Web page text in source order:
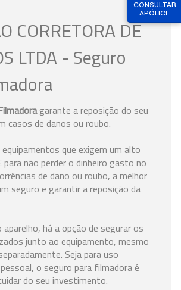
CONSULTAR
APÓLICE
CORRETORA DE
LTDA - Seguro
garante a reposição do seu
casos de danos ou roubo.
que exigem um alto
não perder o dinheiro gasto no
de dano ou roubo, a melhor
seguro e garantir a reposição da
há a opção de segurar os
junto ao equipamento, mesmo
Seja para uso
o seguro para filmadora é
do seu investimento.